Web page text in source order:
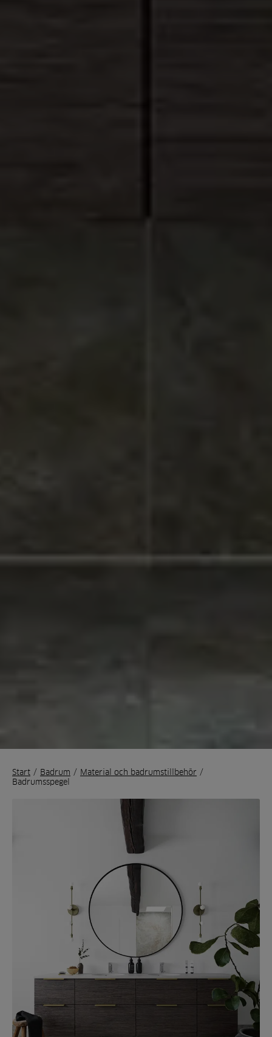
Start / Badrum / Material och badrumstillbehör /
Badrumsspegel